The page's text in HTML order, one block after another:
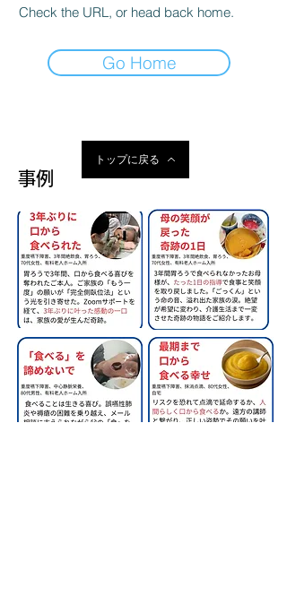
Check the URL, or head back home.
Go Home
トップに戻る
事例